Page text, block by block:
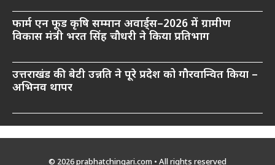
फार्म एन फूड कृषि सम्मान अवार्ड्स–2026 में ग्रामीण
विकास मंत्री भरत सिंह चौधरी ने किया प्रतिभाग
उत्तराखंड की बेटी उन्नति ने पूरे प्रदेश को गौरवान्वित किया –
अभिनव थापर
© 2026 prabhatchingari.com • All rights reserved